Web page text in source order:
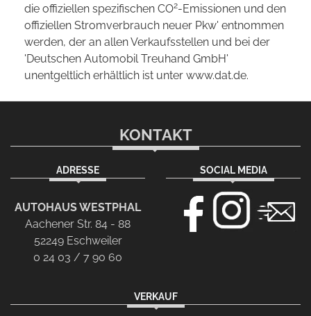
die offiziellen spezifischen CO2-Emissionen und den
offiziellen Stromverbrauch neuer Pkw' entnommen
werden, der an allen Verkaufsstellen und bei der
'Deutschen Automobil Treuhand GmbH'
unentgeltlich erhältlich ist unter www.dat.de.
KONTAKT
ADRESSE
AUTOHAUS WESTPHAL
Aachener Str. 84 - 88
52249 Eschweiler
0 24 03 / 7 90 60
SOCIAL MEDIA
VERKAUF